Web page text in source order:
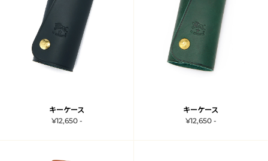
キーケース
¥12,650 -
キーケース
¥12,650 -